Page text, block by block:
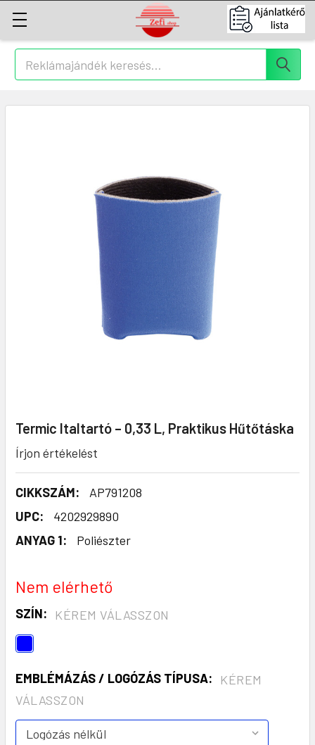
Keresés
Termic Italtartó – 0,33 L, Praktikus Hűtőtáska
Írjon értékelést
CIKKSZÁM:
AP791208
UPC:
4202929890
ANYAG 1:
Poliészter
Nem elérhető
SZÍN: KÉREM VÁLASSZON
EMBLÉMÁZÁS / LOGÓZÁS TÍPUSA:
KÉREM
VÁLASSZON